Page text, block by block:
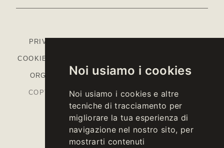
Noi usiamo i cookies
Noi usiamo i cookies e altre
tecniche di tracciamento per
migliorare la tua esperienza di
navigazione nel nostro sito, per
mostrarti contenuti
PRIVACY
COOKIE
ORGANIZZATIVO -PIANO STRATEGICO PAC
COPYRIGHT © 2026 KELLEREI ST. MICHAEL-
EPPAN CANTINA
P.IVA IT00126670215